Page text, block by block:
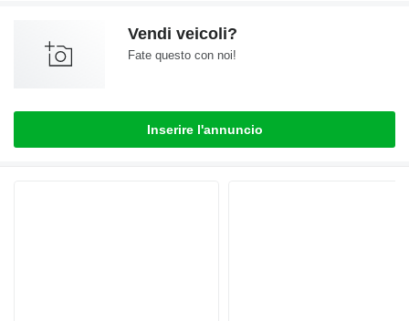
Vendi veicoli?
Fate questo con noi!
Inserire l'annuncio